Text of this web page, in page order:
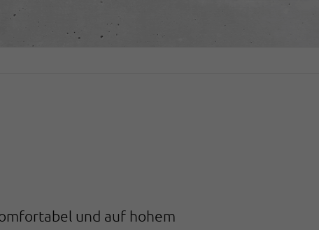
und auf hohem